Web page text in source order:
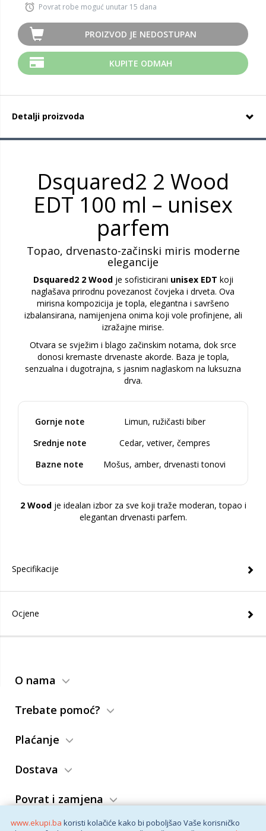
www.ekupi.ba koristi kolačiće kako bi poboljšao Vaše korisničko
Povrat robe moguć unutar 15 dana
PROIZVOD JE NEDOSTUPAN
KUPITE ODMAH
Detalji proizvoda
Dsquared2 2 Wood
EDT 100 ml – unisex
parfem
Topao, drvenasto-začinski miris moderne
elegancije
Dsquared2 2 Woodje sofisticirani unisex EDT koji
naglašava prirodnu povezanost čovjeka i drveta. Ova
mirisna kompozicija je topla, elegantna i savršeno
izbalansirana, namijenjena onima koji vole profinjene, ali
izražajne mirise.
Otvara se svježim i blago začinskim notama, dok srce
donosi kremaste drvenaste akorde. Baza je topla,
senzualna i dugotrajna, s jasnim naglaskom na luksuzna
drva.
Gornje note
Limun, ružičasti biber
Srednje note
Cedar, vetiver, čempres
Bazne note
Mošus, amber, drvenasti tonovi
2 Woodje idealan izbor za sve koji traže moderan, topao i
elegantan drvenasti parfem.
Specifikacije
Ocjene
O nama
Trebate pomoć?
Plaćanje
Dostava
Povrat i zamjena